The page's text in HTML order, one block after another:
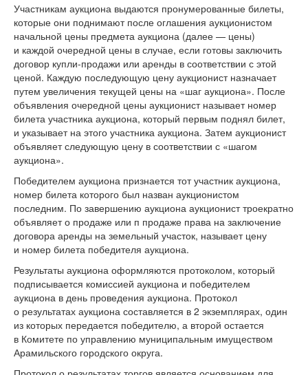
Участникам аукциона выдаются пронумерованные билеты,
которые они поднимают после оглашения аукционистом
начальной цены предмета аукциона (далее — цены)
и каждой очередной цены в случае, если готовы заключить
договор купли-продажи или аренды в соответствии с этой
ценой. Каждую последующую цену аукционист назначает
путем увеличения текущей цены на «шаг аукциона». После
объявления очередной цены аукционист называет номер
билета участника аукциона, который первым поднял билет,
и указывает на этого участника аукциона. Затем аукционист
объявляет следующую цену в соответствии с «шагом
аукциона».
Победителем аукциона признается тот участник аукциона,
номер билета которого был назван аукционистом
последним. По завершению аукциона аукционист троекратно
объявляет о продаже или п продаже права на заключение
договора аренды на земельный участок, называет цену
и номер билета победителя аукциона.
Результаты аукциона оформляются протоколом, который
подписывается комиссией аукциона и победителем
аукциона в день проведения аукциона. Протокол
о результатах аукциона составляется в 2 экземплярах, один
из которых передается победителю, а второй остается
в Комитете по управлению муниципальным имуществом
Арамильского городского округа.